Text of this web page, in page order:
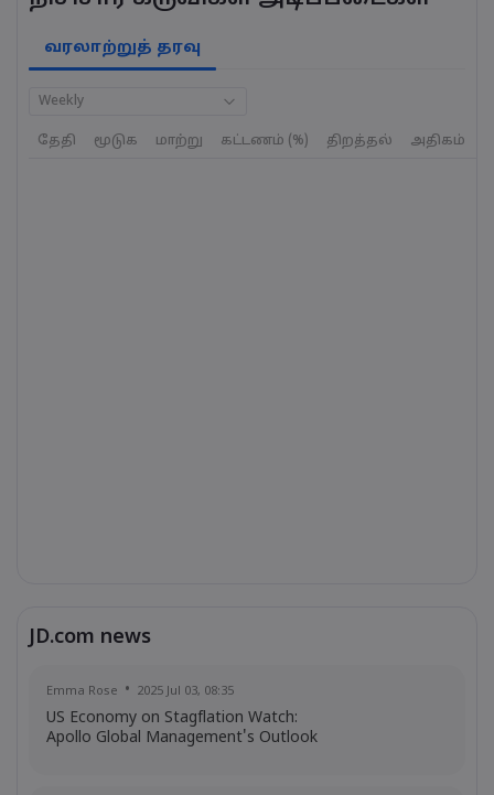
வரலாற்றுத் தரவு
Weekly
தேதி மூடுக மாற்று கட்டணம் (%) திறத்தல் அதிகம்
JD.com news
Emma Rose 2025 Jul 03, 08:35
US Economy on Stagflation Watch:
Apollo Global Management's Outlook